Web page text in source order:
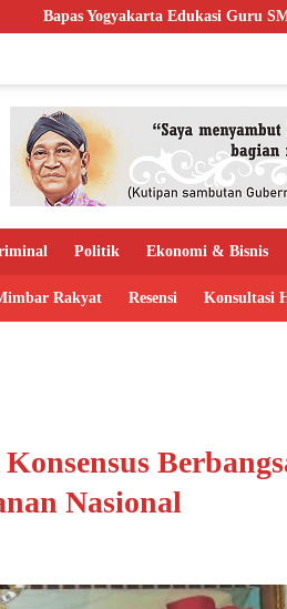
Guru SMKN 1 Seyegan, Perkuat
Politik Ekonomi & Bisnis
Rakyat Resensi Konsultasi
Nasional